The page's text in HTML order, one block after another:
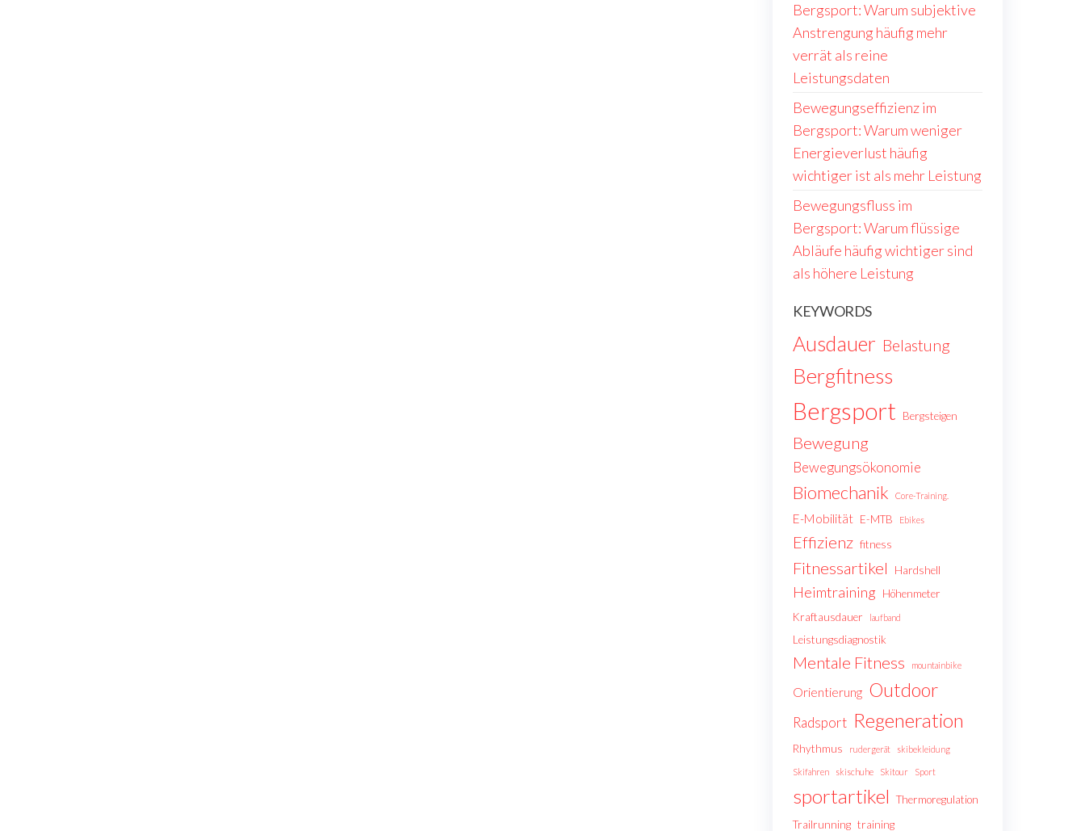
Bergsport: Warum subjektive
Anstrengung häufig mehr
verrät als reine
Leistungsdaten
Bewegungseffizienz im
Bergsport: Warum weniger
Energieverlust häufig
wichtiger ist als mehr Leistung
Bewegungsfluss im
Bergsport: Warum flüssige
Abläufe häufig wichtiger sind
als höhere Leistung
KEYWORDS
Ausdauer Belastung
Bergfitness
Bergsport Bergsteigen
Bewegung
Bewegungsökonomie
Biomechanik Core-Training.
E-Mobilität E-MTB Ebikes
Effizienz fitness
Fitnessartikel Hardshell
Heimtraining
Höhenmeter
Kraftausdauer
laufband
Leistungsdiagnostik
Mentale Fitness mountainbike
Orientierung Outdoor
Radsport Regeneration
Rhythmus rudergerät skibekleidung
Skifahren skischuhe Skitour Sport
sportartikel
Thermoregulation
Trailrunning training